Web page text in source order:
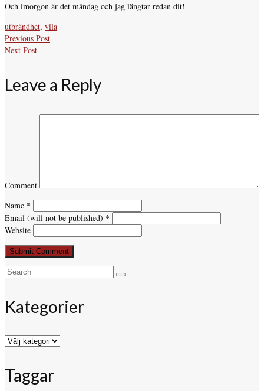
Och imorgon är det måndag och jag längtar redan dit!
utbrändhet, vila
Previous Post
Next Post
Leave a Reply
Comment
Name *
Email (will not be published) *
Website
Search
Kategorier
Kategorier
Taggar